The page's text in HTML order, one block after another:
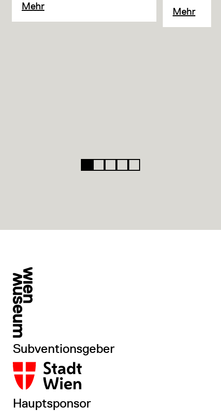
Mehr Mehr
Subventionsgeber
Hauptsponsor